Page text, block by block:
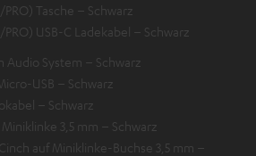
PRO) Tasche – Schwarz
PRO) USB-C Ladekabel – Schwarz
Audio System – Schwarz
USB – Schwarz
– Schwarz
Miniklinke 3,5 mm – Schwarz
auf Miniklinke-Buchse 3,5 mm –